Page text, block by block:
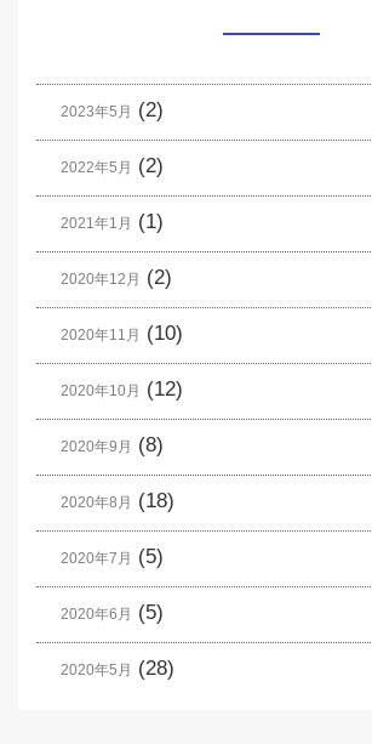
2023年5月 (2)
2022年5月 (2)
2021年1月 (1)
2020年12月 (2)
2020年11月 (10)
2020年10月 (12)
2020年9月 (8)
2020年8月 (18)
2020年7月 (5)
2020年6月 (5)
2020年5月 (28)